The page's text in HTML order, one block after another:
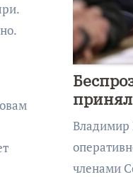
принял
под
Путина
Владимир
членами